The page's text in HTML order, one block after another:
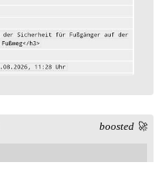
boosted 🚀